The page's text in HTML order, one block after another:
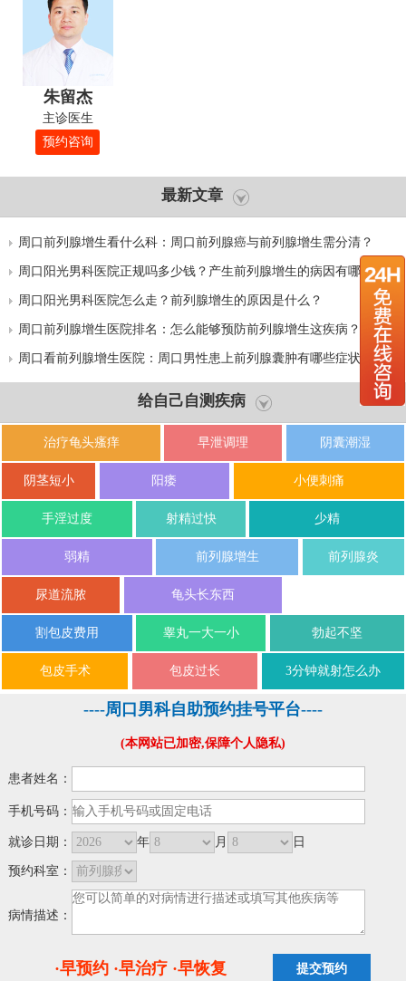
朱留杰
主诊医生
预约咨询
最新文章
周口前列腺增生看什么科：周口前列腺癌与前列腺增生需分清？
周口阳光男科医院正规吗多少钱？产生前列腺增生的病因有哪些？
周口阳光男科医院怎么走？前列腺增生的原因是什么？
周口前列腺增生医院排名：怎么能够预防前列腺增生这疾病？
周口看前列腺增生医院：周口男性患上前列腺囊肿有哪些症状？
给自己自测疾病
治疗龟头瘙痒 早泄调理 阴囊潮湿
阴茎短小 阳痿 小便刺痛
手淫过度 射精过快 少精
弱精 前列腺增生 前列腺炎
尿道流脓 龟头长东西
割包皮费用 睾丸一大一小 勃起不坚
包皮手术 包皮过长 3分钟就射怎么办
----周口男科自助预约挂号平台----
(本网站已加密,保障个人隐私)
患者姓名：
手机号码：
就诊日期： 年 月 日
预约科室：
病情描述：
·早预约 ·早治疗 ·早恢复